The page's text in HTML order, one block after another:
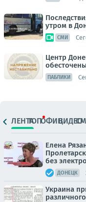
утром в
СМИ
Центр
обесточены
ПАБЛИКИ
ЛЕНТАТОПОФИЦ.ВИДЕО
Елена
без
ДОНЕЦК
Украина